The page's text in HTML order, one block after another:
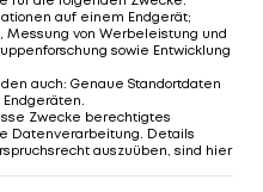
auf einem Endgerät;
Messung von Werbeleistung und
sowie Entwicklung
auch: Genaue Standortdaten
Endgeräten.
Zwecke berechtigtes
Datenverarbeitung. Details
auszuüben, sind hier